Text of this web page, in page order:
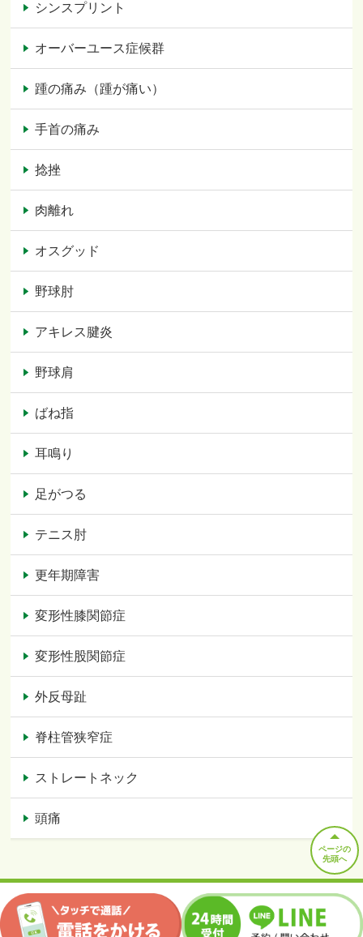
シンスプリント
オーバーユース症候群
踵の痛み（踵が痛い）
手首の痛み
捻挫
肉離れ
オスグッド
野球肘
アキレス腱炎
野球肩
ばね指
耳鳴り
足がつる
テニス肘
更年期障害
変形性膝関節症
変形性股関節症
外反母趾
脊柱管狭窄症
ストレートネック
頭痛
ページの
先頭へ